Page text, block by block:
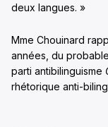
deux langues. »
Mme Chouinard
années, du
parti antibilinguisme
rhétorique anti-